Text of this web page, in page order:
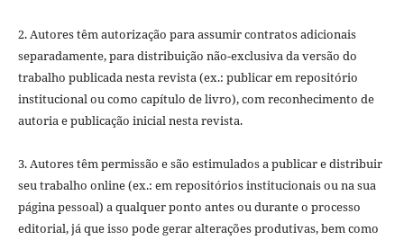
2. Autores têm autorização para assumir contratos adicionais
separadamente, para distribuição não-exclusiva da versão do
trabalho publicada nesta revista (ex.: publicar em repositório
institucional ou como capítulo de livro), com reconhecimento de
autoria e publicação inicial nesta revista.
3. Autores têm permissão e são estimulados a publicar e distribuir
seu trabalho online (ex.: em repositórios institucionais ou na sua
página pessoal) a qualquer ponto antes ou durante o processo
editorial, já que isso pode gerar alterações produtivas, bem como